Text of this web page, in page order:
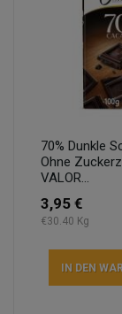
70% Dunkle
Ohne
VALOR...
3,95 €
€30.40 Kg
IN DEN